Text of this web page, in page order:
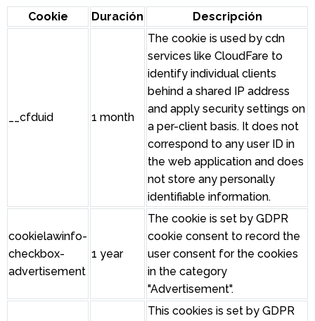
Cookie Duración Descripción
__cfduid 1 month
The cookie is used by cdn
services like CloudFare to
identify individual clients
behind a shared IP address
and apply security settings on
a per-client basis. It does not
correspond to any user ID in
the web application and does
not store any personally
identifiable information.
cookielawinfo-
checkbox-
advertisement
1 year
The cookie is set by GDPR
cookie consent to record the
user consent for the cookies
in the category
"Advertisement".
This cookies is set by GDPR